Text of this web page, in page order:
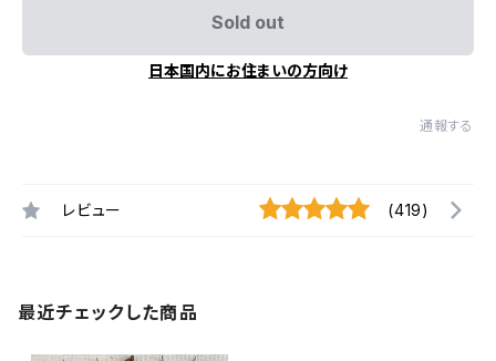
Sold out
日本国内にお住まいの方向け
通報する
レビュー (419)
最近チェックした商品